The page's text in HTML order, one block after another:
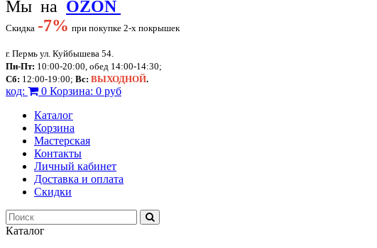
Мы на OZON
Скидка -7% при покупке 2-х покрышек
г. Пермь ул. Куйбышева 54.
Пн-Пт: 10:00-20:00, обед 14:00-14:30;
Сб: 12:00-19:00; Вс: ВЫХОДНОЙ.
код: 0 Корзина: 0 руб
Каталог
Корзина
Мастерская
Контакты
Личный кабинет
Доставка и оплата
Скидки
Каталог